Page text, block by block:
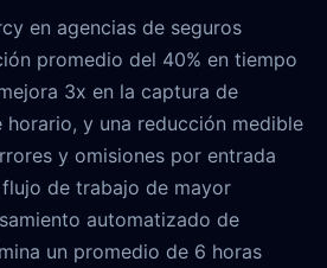
en agencias de seguros
promedio del 40% en tiempo
3x en la captura de
y una reducción medible
y omisiones por entrada
de trabajo de mayor
automatizado de
un promedio de 6 horas